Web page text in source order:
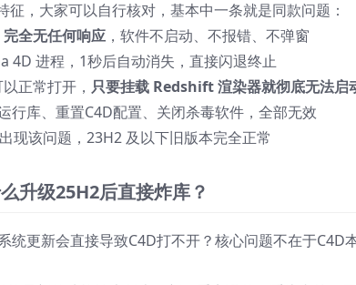
，大家可以自行核对，基本中一条就是同款问题：
完全无任何响应 ，软件不启动、不报错、不弹窗
4D 进程，1秒后自动消失，直接闪退终止
正常打开， 只要挂载 Redshift 渲染器就彻底无法启
行库、重置C4D配置、关闭杀毒软件，全部无效
现该问题，23H2 及以下旧版本完全正常
升级25H2后直接炸库？
统更新会直接导致C4D打不开？核心问题不在于C4D